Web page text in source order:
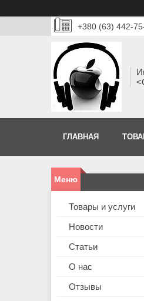
+380 (63) 442-
ГЛАВНАЯ
Товары и услуги
Новости
Статьи
О нас
Отзывы